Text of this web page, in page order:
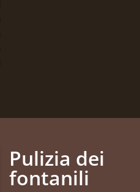
Pulizia dei
fontanili